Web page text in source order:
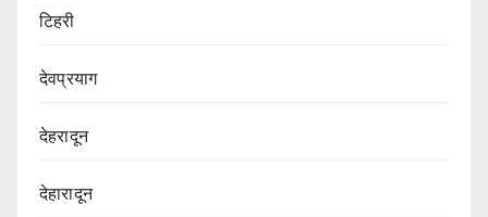
टिहरी
देवप्रयाग
देहरादून
देहारादून